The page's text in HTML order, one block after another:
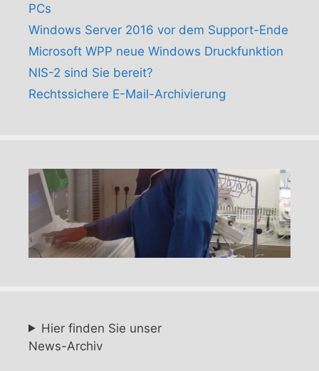
PCs
Windows Server 2016 vor dem Support-Ende
Microsoft WPP neue Windows Druckfunktion
NIS-2 sind Sie bereit?
Rechtssichere E-Mail-Archivierung
Hier finden Sie unser
News-Archiv